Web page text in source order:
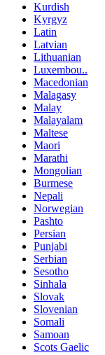
Kurdish
Kyrgyz
Latin
Latvian
Lithuanian
Luxembou..
Macedonian
Malagasy
Malay
Malayalam
Maltese
Maori
Marathi
Mongolian
Burmese
Nepali
Norwegian
Pashto
Persian
Punjabi
Serbian
Sesotho
Sinhala
Slovak
Slovenian
Somali
Samoan
Scots Gaelic